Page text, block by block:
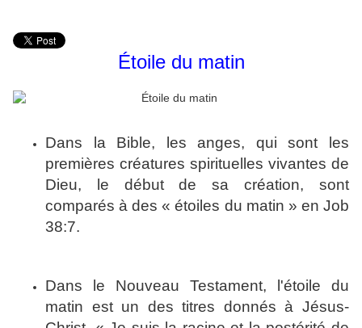
Étoile du matin
Dans la Bible, les anges, qui sont les
premières créatures spirituelles vivantes de
Dieu, le début de sa création, sont
comparés à des « étoiles du matin » en Job
38:7.
Dans le Nouveau Testament, l'étoile du
matin est un des titres donnés à Jésus-